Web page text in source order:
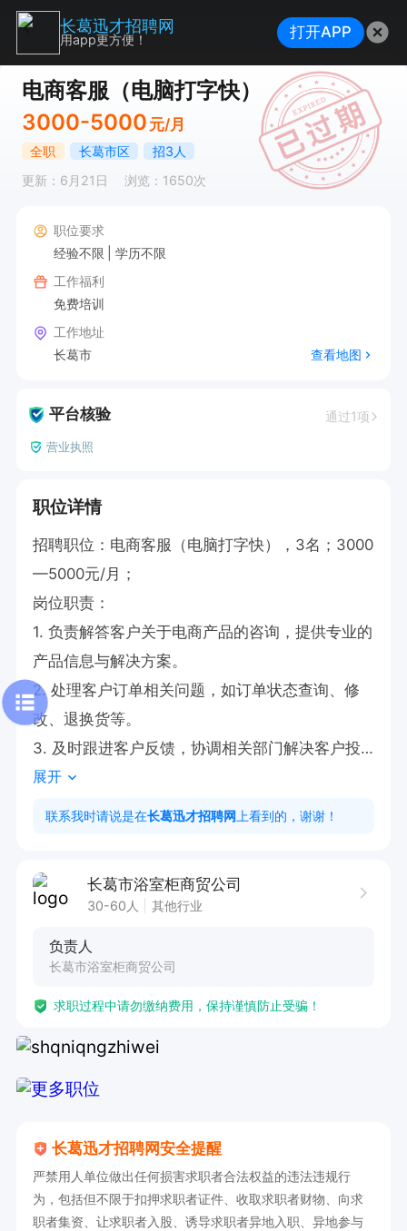
电商客服（电脑打字快）
3000-5000 元/月
全职 长葛市区
招3人
更新：6月21日
浏览：1650次
职位要求
经验不限
学历不限
工作福利
免费培训
工作地址
长葛市
查看地图
平台核验 通过1项
营业执照
职位详情
招聘职位：电商客服（电脑打字快），3名；3000
—5000元/月；
岗位职责：
1. 负责解答客户关于电商产品的咨询，提供专业的
产品信息与解决方案。
2. 处理客户订单相关问题，如订单状态查询、修
改、退换货等。
3. 及时跟进客户反馈，协调相关部门解决客户投
诉与纠纷，确保客户满意度。
4. 收集客户意见和建议，为产品优化及服务改进
二次购买与口碑传播。
1. 具备良好的沟通能力与服务意识，能够耐心、细
致地与客户交流。
2. 熟悉电商平台操作流程者，优先，。
3. 拥有较强的问题解决能力，能迅速处理客户遇
4. 工作认真负责，有较强的责任心和团队协作精
5. 能够适应两班倒的工作模式，保证8小时工作时
长。
6. 欢迎优秀且有潜力的新手加入，公司将提供免费
展开
联系我时请说是在长葛迅才招聘网 上看到的，谢谢！
长葛市浴室柜商贸公司
30-60人 其他行业
负责人
长葛市浴室柜商贸公司
求职过程中请勿缴纳费用，保持谨慎防止受骗！
长葛迅才招聘网安全提醒
严禁用人单位做出任何损害求职者合法权益的违法违规行
为，包括但不限于扣押求职者证件、收取求职者财物、向求
职者集资、让求职者入股、诱导求职者异地入职、异地参与
长葛迅才招聘网
用app更方便！ 打开APP